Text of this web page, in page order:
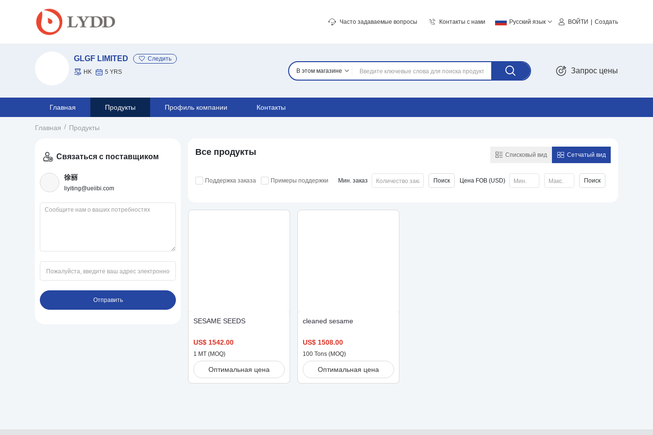
Часто задаваемые вопросы Контакты с нами Русский язык BOЙTИ Cоздать
GLGF LIMITED
Следить
HK
5 YRS В этом магазине Запрос цены
Главная Продукты Профиль компании Контакты
Главная Продукты
Связаться с поставщиком
徐丽
liyiting@ueiibi.com
Отправить
Все продукты Списковый вид Сетчатый вид
Поддержка заказа Примеры поддержки Мин. заказ Поиск Цена FOB (USD) Поиск
SESAME SEEDS
US$ 1542.00
1 MT (MOQ)
Оптимальная цена
cleaned sesame
US$ 1508.00
100 Tons (MOQ)
Оптимальная цена